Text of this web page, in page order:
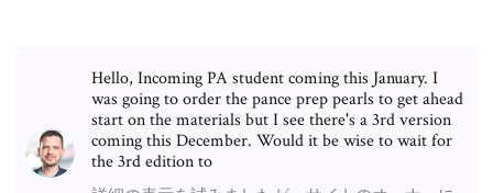
Hello, Incoming PA student coming this January. I
was going to order the pance prep pearls to get ahead
start on the materials but I see there's a 3rd version
coming this December. Would it be wise to wait for
the 3rd edition to